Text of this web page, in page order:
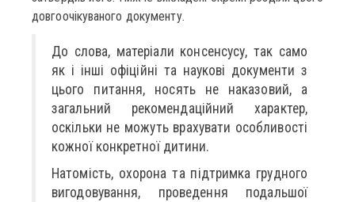
довгоочікуваного документу.
До слова, матеріали консенсусу, так само
як і інші офіційні та наукові документи з
цього питання, носять не наказовий, а
загальний рекомендаційний характер,
оскільки не можуть врахувати особливості
кожної конкретної дитини.
Натомість, охорона та підтримка грудного
вигодовування, проведення подальшої